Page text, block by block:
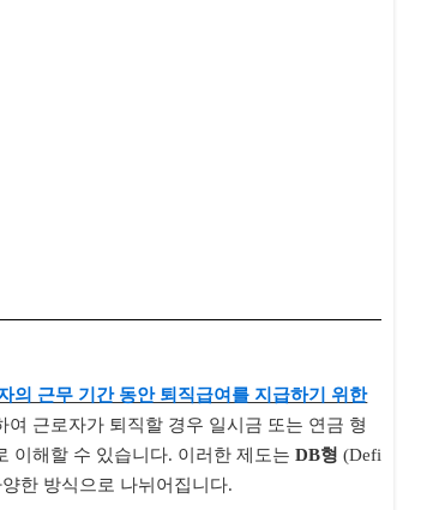
의 근무 기간 동안 퇴직급여를 지급하기 위한
근로자가 퇴직할 경우 일시금 또는 연금 형
이해할 수 있습니다. 이러한 제도는DB형(Defi
한 방식으로 나뉘어집니다.